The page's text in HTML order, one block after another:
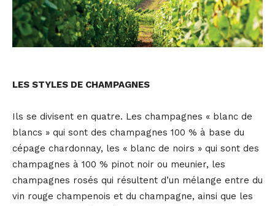
LES STYLES DE CHAMPAGNES
Ils se divisent en quatre. Les champagnes « blanc de
blancs » qui sont des champagnes 100 % à base du
cépage chardonnay, les « blanc de noirs » qui sont des
champagnes à 100 % pinot noir ou meunier, les
champagnes rosés qui résultent d’un mélange entre du
vin rouge champenois et du champagne, ainsi que les